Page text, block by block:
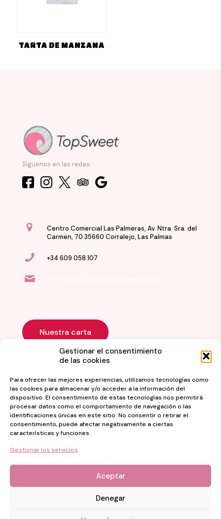
Gestionar el consentimiento
de las cookies
Para ofrecer las mejores experiencias, utilizamos tecnologías como
las cookies para almacenar y/o acceder a la información del
dispositivo. El consentimiento de estas tecnologías nos permitirá
procesar datos como el comportamiento de navegación o las
identificaciones únicas en este sitio. No consentir o retirar el
consentimiento, puede afectar negativamente a ciertas
características y funciones.
Gestionar los servicios
Aceptar
Denegar
TARTA DE MANZANA
Síguenos en las redes:
Centro Comercial Las Palmeras, Av. Ntra. Sra. del
Carmen, 70 35660 Corralejo, Las Palmas
+34 609 058 107
Nuestra carta
© 2024 heladeriatopsweet.com. Todos los derechos
Web diseñada por
Política de privacidad
Aviso legal